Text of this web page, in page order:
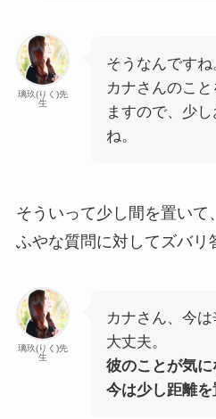
璃玖(りく)先
生
そうなんですね
カナさんのこ
ますので、少
ね。
そういって少し間を置いて
ふやな質問に対してズバリ
璃玖(りく)先
生
カナさん、今は
大丈夫。
彼のことが気に
今は少し距離を